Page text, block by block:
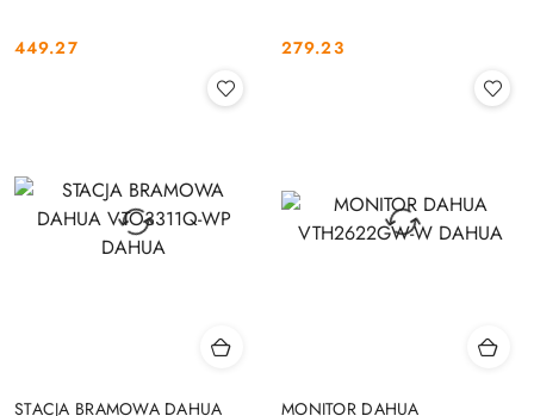
Cena:
449.27 Cena:
279.23
STACJA BRAMOWA DAHUA
MONITOR DAHUA